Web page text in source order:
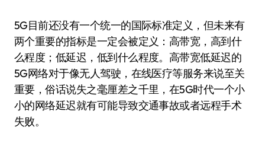
5G目前还没有一个统一的国际标准定义，但未来有
两个重要的指标是一定会被定义：高带宽，高到什
么程度；低延迟，低到什么程度。高带宽低延迟的
5G网络对于像无人驾驶，在线医疗等服务来说至关
重要，俗话说失之毫厘差之千里，在5G时代一个小
小的网络延迟就有可能导致交通事故或者远程手术
失败。